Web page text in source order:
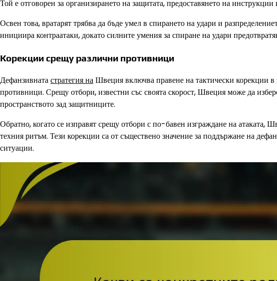
Той е отговорен за организирането на защитата, предоставянето на
Освен това, вратарят трябва да бъде умел в спирането на удари и
инициира контраатаки, докато силните умения за спиране на удари
Корекции срещу различни противници
Дефанзивнатастратегия наШвеция включва правене на тактически корекции в
противници. Срещу отбори, известни със своята скорост, Швеция може да
пространството зад защитниците.
Обратно, когато се изправят срещу отбори с по-бавен изграждане на
техния ритъм. Тези корекции са от съществено значение за поддържане на
ситуации.